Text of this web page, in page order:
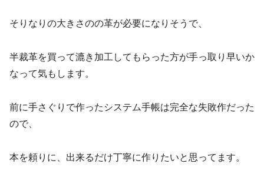
そりなりの大きさのの革が必要になりそうで、
半裁革を買って漉き加工してもらった方が手っ取り早いか
なって気もします。
前に手さぐりで作ったシステム手帳は完全な失敗作だった
ので、
本を頼りに、出来るだけ丁寧に作りたいと思ってます。